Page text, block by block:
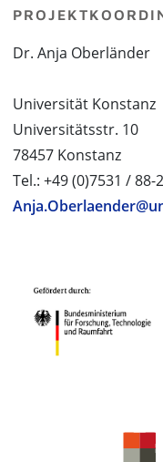
Dr. Anja Oberländer
Universität Konstanz
Universitätsstr. 10
78457 Konstanz
Tel.: +49 (0)7531 / 88-